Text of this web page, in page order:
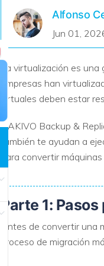
Alfonso
Jun 01,
La virtualización es
empresas han
virtuales deben estar
NAKIVO Backup &
también te ayudan a
para convertir
Parte 1:
Antes de convertir
proceso de migración